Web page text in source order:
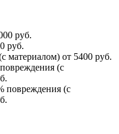
руб.
руб.
материалом) от 5400 руб.
(с
повреждения (с